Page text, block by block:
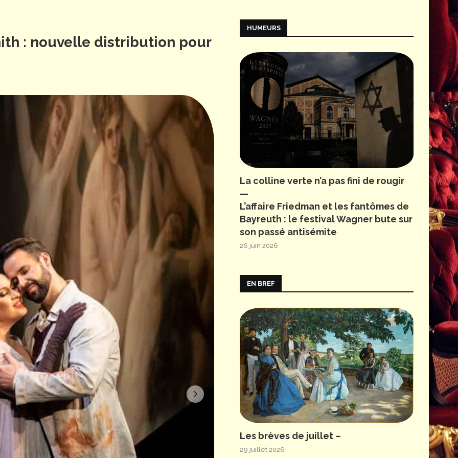
: nouvelle distribution pour
HUMEURS
La colline verte n’a pas fini de rougir
—
L’affaire Friedman et les fantômes de
Bayreuth : le festival Wagner bute sur
son passé antisémite
26 juin 2026
EN BREF
Les brèves de juillet –
29 juillet 2026